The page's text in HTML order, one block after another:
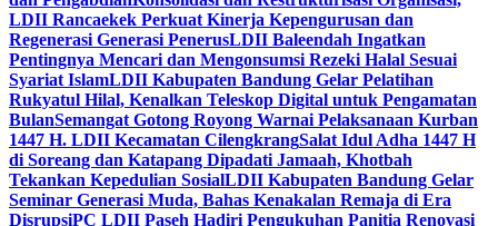
LDII Rancaekek Perkuat Kinerja Kepengurusan dan
Regenerasi Generasi PenerusLDII Baleendah Ingatkan
Pentingnya Mencari dan Mengonsumsi Rezeki Halal Sesuai
Syariat IslamLDII Kabupaten Bandung Gelar Pelatihan
Rukyatul Hilal, Kenalkan Teleskop Digital untuk Pengamatan
BulanSemangat Gotong Royong Warnai Pelaksanaan Kurban
1447 H. LDII Kecamatan CilengkrangSalat Idul Adha 1447 H
di Soreang dan Katapang Dipadati Jamaah, Khotbah
Tekankan Kepedulian SosialLDII Kabupaten Bandung Gelar
Seminar Generasi Muda, Bahas Kenakalan Remaja di Era
DisrupsiPC LDII Paseh Hadiri Pengukuhan Panitia Renovasi